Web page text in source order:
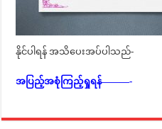
နိုင်ပါရန် အသိပေးအပ်ပါသည်-
အပြည့်အစုံကြည့်ရှုရန်———-